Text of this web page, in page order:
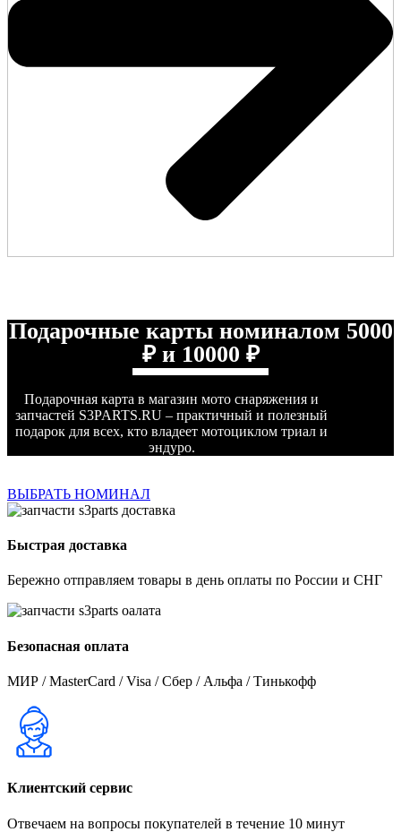
Подарочные карты номиналом 5000
₽ и 10000 ₽
Подарочная карта в магазин мото снаряжения и
запчастей S3PARTS.RU – практичный и полезный
подарок для всех, кто владеет мотоциклом триал и
эндуро.
ВЫБРАТЬ НОМИНАЛ
Быстрая доставка
Бережно отправляем товары в день оплаты по России и СНГ
Безопасная оплата
МИР / MasterCard / Visa / Сбер / Альфа / Тинькофф
Клиентский сервис
Отвечаем на вопросы покупателей в течение 10 минут